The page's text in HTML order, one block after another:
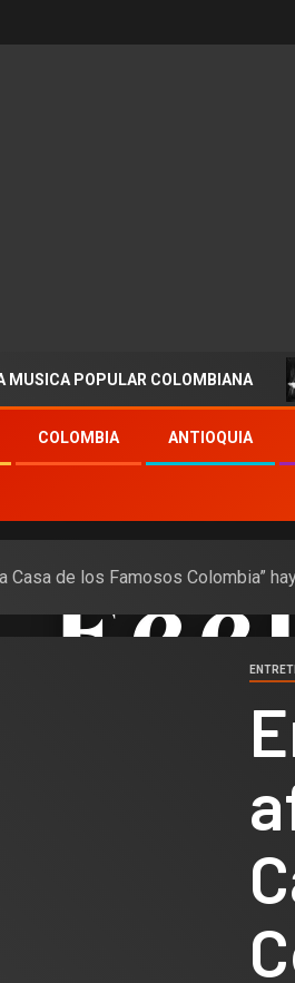
COLOMBIANA
COLOMBIA ANTIOQUIA
Casa de los Famosos Colombia”